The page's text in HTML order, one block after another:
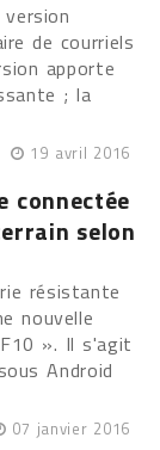
de courriels
apporte
; la
19 avril 2016
connectée
selon
résistante
nouvelle
». Il s'agit
Android
07 janvier 2016